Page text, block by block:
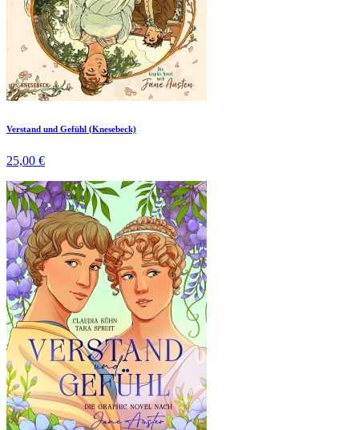
Verstand und Gefühl (Knesebeck)
25,00 €